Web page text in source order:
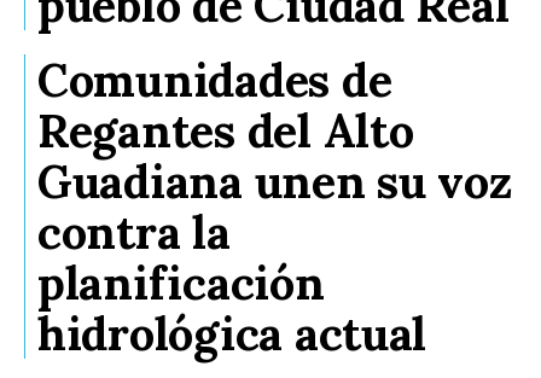
Comunidades de
Regantes del Alto
Guadiana unen su voz
contra la
planificación
hidrológica actual